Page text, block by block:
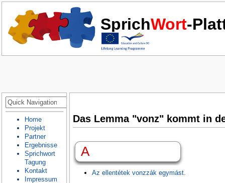
SprichWort-
Das Lemma "vonz" kommt in
A
Az ellentétek vonzzák egymást.
Home
Projekt
Partner
Ergebnisse
Sprichwort
Tagung
Kontakt
Impressum